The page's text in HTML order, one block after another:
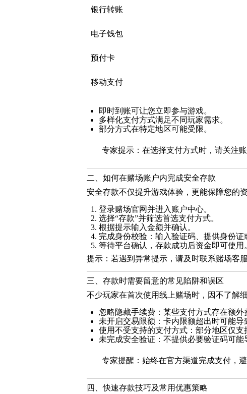
银行转账
电子钱包
预付卡
移动支付
即时到账可让您立即参与游戏。
多样化支付方式满足不同玩家需求。
部分方式在特定地区可能受限。
专家提示：在选择支付方式时，请关注
二、如何在赌场账户内完成安全存款
安全存款不仅提升游戏体验，更能保障您的
登录赌场官网并进入账户中心。
选择“存款”并筛选首选支付方式。
根据提示输入金额并确认。
完成身份校验：输入验证码、提供身份证
等待平台确认，存款成功后资金即可使用
提示：若遇到异常提示，请及时联系赌场客
三、存款时需要留意的常见陷阱和误区
不少玩家在首次使用线上赌场时，因不了解
忽略隐藏手续费：某些支付方式存在额外
未开启交易限额：卡内限额超出时可能导
使用不受支持的支付方式：部分地区仅支
未完成安全验证：不提供必要验证码可能
专家提醒：始终在官方渠道完成支付，
四、快速存款技巧及常用优惠策略